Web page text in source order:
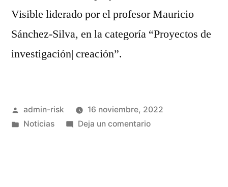
Visible liderado por el profesor Mauricio
Sánchez-Silva, en la categoría “Proyectos de
investigación| creación”.
admin-risk
16 noviembre, 2022
Noticias
Deja un comentario